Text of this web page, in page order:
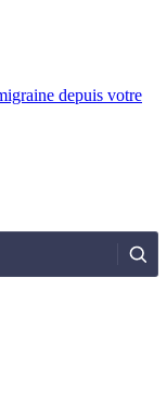
depuis votre